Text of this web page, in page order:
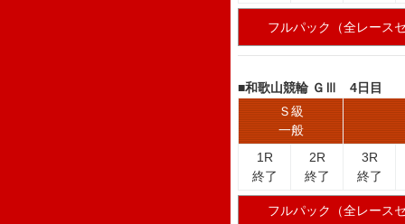
フルパック（全レース
■和歌山競輪 ＧⅢ 4日目
Ｓ級
一般
1R
終了
2R
終了
3R
終了
フルパック（全レース